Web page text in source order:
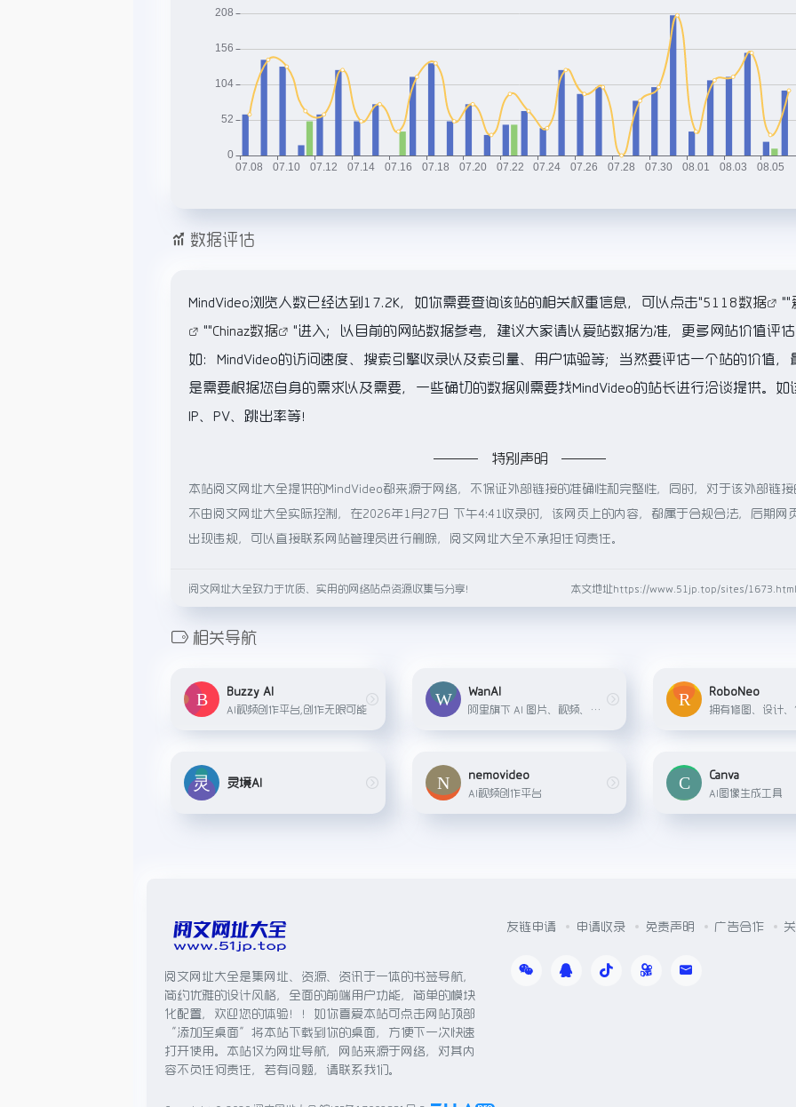
数据评估
MindVideo浏览人数已经达到17.2K，如你需要查询该站的相关权重信息，可以点击"5118数据 ""
""Chinaz数据
"进入；以目前的网站数据参考，建议大家请以爱站数据为准，更多网站价值评
如：MindVideo的访问速度、搜索引擎收录以及索引量、用户体验等；当然要评估一个站的价值，
是需要根据您自身的需求以及需要，一些确切的数据则需要找MindVideo的站长进行洽谈提供。如
IP、PV、跳出率等！
特别声明
本站阅文网址大全提供的MindVideo都来源于网络，不保证外部链接的准确性和完整性，同时，对于该外部链
不由阅文网址大全实际控制，在2026年1月27日 下午4:41收录时，该网页上的内容，都属于合规合法，后期网
出现违规，可以直接联系网站管理员进行删除，阅文网址大全不承担任何责任。
阅文网址大全致力于优质、实用的网络站点资源收集与分享！ 本文地址https://www.51jp.top/sites/
相关导航
Buzzy AI
AI视频创作平台,创作无限可能
WanAI
阿里旗下 AI 图片、视频、数字人平台。
RoboNeo
灵境AI
nemovideo
AI视频创作平台
Canva
AI图像生成工具
阅文网址大全是集网址、资源、资讯于一体的书签导航，
简约优雅的设计风格，全面的前端用户功能，简单的模块
化配置，欢迎您的体验！！如你喜爱本站可点击网站顶部
“添加至桌面”将本站下载到你的桌面，方便下一次快速
打开使用。本站仅为网址导航，网站来源于网络，对其内
容不负任何责任，若有问题，请联系我们。
友链申请 申请收录 免责声明 广告合作